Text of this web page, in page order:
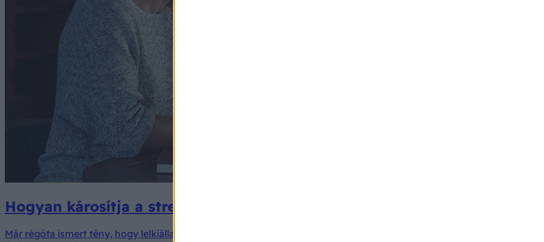
Hogyan károsítja a stressz az ereket? A szakértő elmagyarázza
Már régóta ismert tény, hogy lelkiállapotunk nagy hatással van vérnyomásunkra. Igen ám, de a stressz a